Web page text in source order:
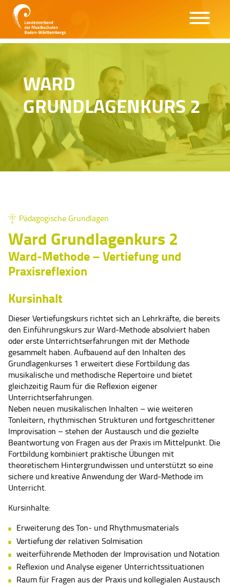
WARD
GRUNDLAGENKURS 2
Pädagogische Grundlagen
Ward Grundlagenkurs 2
Ward-Methode – Vertiefung und
Praxisreflexion
Kursinhalt
Dieser Vertiefungskurs richtet sich an Lehrkräfte, die bereits
den Einführungskurs zur Ward-Methode absolviert haben
oder erste Unterrichtserfahrungen mit der Methode
gesammelt haben. Aufbauend auf den Inhalten des
Grundlagenkurses 1 erweitert diese Fortbildung das
musikalische und methodische Repertoire und bietet
gleichzeitig Raum für die Reflexion eigener
Unterrichtserfahrungen.
Neben neuen musikalischen Inhalten – wie weiteren
Tonleitern, rhythmischen Strukturen und fortgeschrittener
Improvisation – stehen der Austausch und die gezielte
Beantwortung von Fragen aus der Praxis im Mittelpunkt. Die
Fortbildung kombiniert praktische Übungen mit
theoretischem Hintergrundwissen und unterstützt so eine
sichere und kreative Anwendung der Ward-Methode im
Unterricht.
Kursinhalte:
Erweiterung des Ton- und Rhythmusmaterials
Vertiefung der relativen Solmisation
weiterführende Methoden der Improvisation und Notation
Reflexion und Analyse eigener Unterrichtssituationen
Raum für Fragen aus der Praxis und kollegialen Austausch